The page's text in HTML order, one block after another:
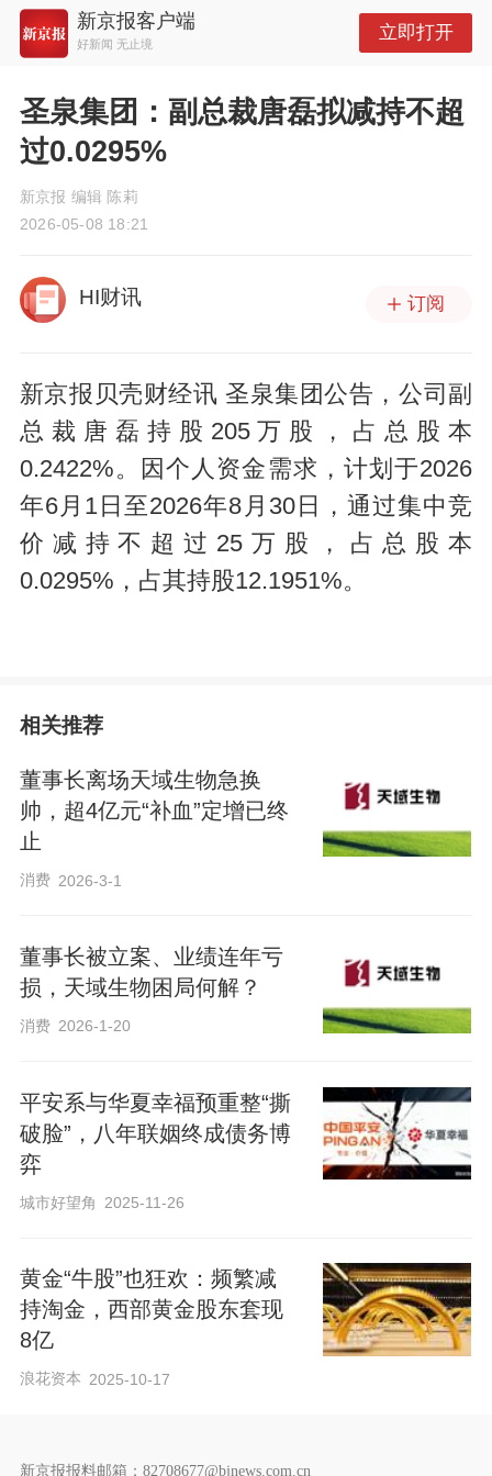
新京报客户端
好新闻 无止境
立即打开
圣泉集团：副总裁唐磊拟减持不超
过0.0295%
新京报 编辑 陈莉
2026-05-08 18:21
HI财讯 订阅
新京报贝壳财经讯 圣泉集团公告，公司副
总裁唐磊持股205万股，占总股本
0.2422%。因个人资金需求，计划于2026
年6月1日至2026年8月30日，通过集中竞
价减持不超过25万股，占总股本
0.0295%，占其持股12.1951%。
相关推荐
董事长离场天域生物急换
帅，超4亿元“补血”定增已终
止
消费 2026-3-1
董事长被立案、业绩连年亏
损，天域生物困局何解？
消费 2026-1-20
平安系与华夏幸福预重整“撕
破脸”，八年联姻终成债务博
弈
城市好望角 2025-11-26
黄金“牛股”也狂欢：频繁减
持淘金，西部黄金股东套现
8亿
浪花资本 2025-10-17
新京报报料邮箱：82708677@bjnews.com.cn